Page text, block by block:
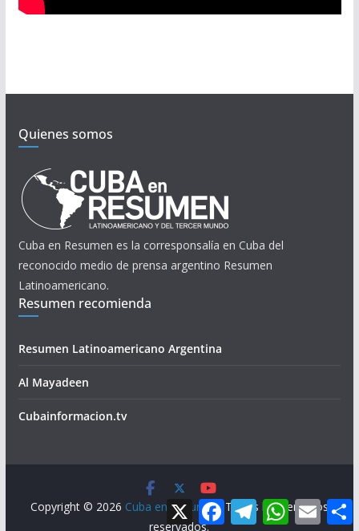
Quienes somos
Cuba en Resumen es la corresponsalía en Cuba del
reconocido medio de prensa argentino Resumen
Latinoamericano.
Resumen recomienda
Resumen Latinoamericano Argentina
Al Mayadeen
Cubainformacion.tv
Copyright © 2026 Cuba en Resumen. Todos los derechos
reservados.
X F
a
T
e
W
h
E
m